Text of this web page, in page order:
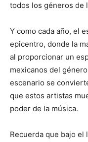
todos los géneros de
Y como cada año, el
epicentro, donde la
al proporcionar un
mexicanos del
escenario se
que estos artistas
poder de la música.
Recuerda que bajo el